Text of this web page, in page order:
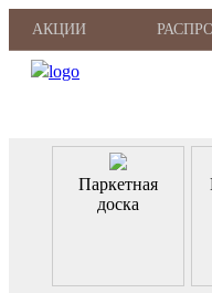
АКЦИИ
Паркетная
доска